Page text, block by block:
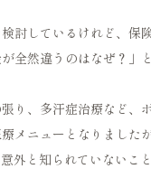
討しているけれど、保
全然違うのはなぜ？」
り、多汗症治療など、
メニューとなりました
外と知られていないこ